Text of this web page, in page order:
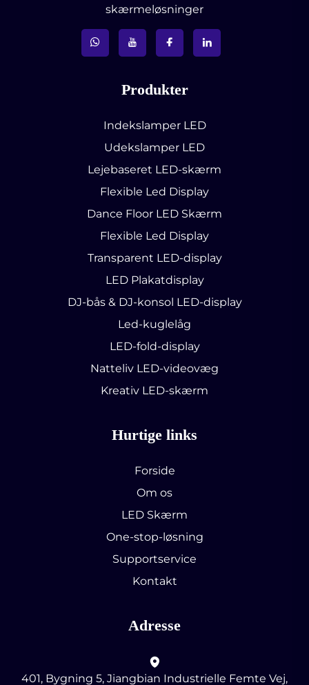
skærmeløsninger
Produkter
Indekslamper LED
Udekslamper LED
Lejebaseret LED-skærm
Flexible Led Display
Dance Floor LED Skærm
Flexible Led Display
Transparent LED-display
LED Plakatdisplay
DJ-bås & DJ-konsol LED-display
Led-kuglelåg
LED-fold-display
Natteliv LED-videovæg
Kreativ LED-skærm
Hurtige links
Forside
Om os
LED Skærm
One-stop-løsning
Supportservice
Kontakt
Adresse
401, Bygning 5, Jiangbian Industrielle Femte Vej,